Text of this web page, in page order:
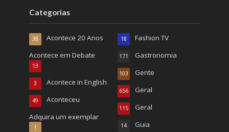
Categorias
Acontece 20 Anos
38
Acontece em Debate
13
Acontece in English
3
Aconteceu
49
Adquira um exemplar
1
Fashion TV
18
Gastronomia
171
Gente
103
Geral
656
Geral
115
Guia
14